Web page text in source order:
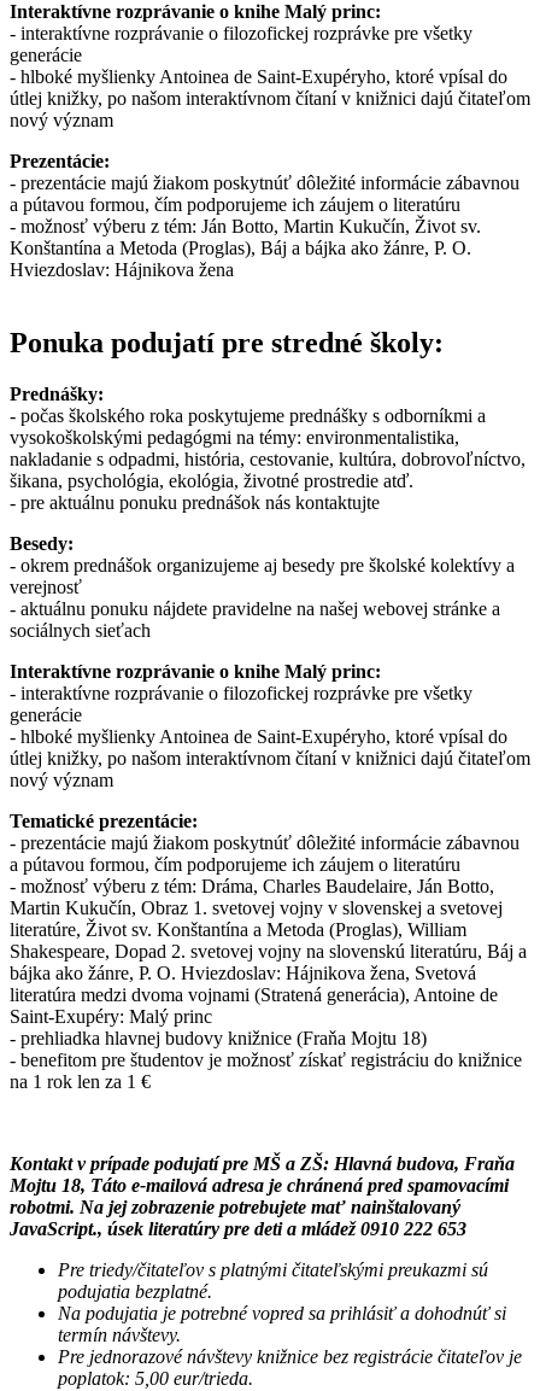
Interaktívne rozprávanie o knihe Malý princ:
- interaktívne rozprávanie o filozofickej rozprávke pre všetky
generácie
- hlboké myšlienky Antoinea de Saint-Exupéryho, ktoré vpísal do
útlej knižky, po našom interaktívnom čítaní v knižnici dajú čitateľom
nový význam
Prezentácie:
- prezentácie majú žiakom poskytnúť dôležité informácie zábavnou
a pútavou formou, čím podporujeme ich záujem o literatúru
- možnosť výberu z tém: Ján Botto, Martin Kukučín, Život sv.
Konštantína a Metoda (Proglas), Báj a bájka ako žánre, P. O.
Hviezdoslav: Hájnikova žena
Ponuka podujatí pre stredné školy:
Prednášky:
- počas školského roka poskytujeme prednášky s odborníkmi a
vysokoškolskými pedagógmi na témy: environmentalistika,
nakladanie s odpadmi, história, cestovanie, kultúra, dobrovoľníctvo,
šikana, psychológia, ekológia, životné prostredie atď.
- pre aktuálnu ponuku prednášok nás kontaktujte
Besedy:
- okrem prednášok organizujeme aj besedy pre školské kolektívy a
verejnosť
- aktuálnu ponuku nájdete pravidelne na našej webovej stránke a
sociálnych sieťach
Interaktívne rozprávanie o knihe Malý princ:
- interaktívne rozprávanie o filozofickej rozprávke pre všetky
generácie
- hlboké myšlienky Antoinea de Saint-Exupéryho, ktoré vpísal do
útlej knižky, po našom interaktívnom čítaní v knižnici dajú čitateľom
nový význam
Tematické prezentácie:
- prezentácie majú žiakom poskytnúť dôležité informácie zábavnou
a pútavou formou, čím podporujeme ich záujem o literatúru
- možnosť výberu z tém: Dráma, Charles Baudelaire, Ján Botto,
Martin Kukučín, Obraz 1. svetovej vojny v slovenskej a svetovej
literatúre, Život sv. Konštantína a Metoda (Proglas), William
Shakespeare, Dopad 2. svetovej vojny na slovenskú literatúru, Báj a
bájka ako žánre, P. O. Hviezdoslav: Hájnikova žena, Svetová
literatúra medzi dvoma vojnami (Stratená generácia), Antoine de
Saint-Exupéry: Malý princ
- prehliadka hlavnej budovy knižnice (Fraňa Mojtu 18)
- benefitom pre študentov je možnosť získať registráciu do knižnice
na 1 rok len za 1 €
Kontakt v prípade podujatí pre MŠ a ZŠ: Hlavná budova, Fraňa
Mojtu 18, Táto e-mailová adresa je chránená pred spamovacími
robotmi. Na jej zobrazenie potrebujete mať nainštalovaný
JavaScript., úsek literatúry pre deti a mládež 0910 222 653
Pre triedy/čitateľov s platnými čitateľskými preukazmi sú
podujatia bezplatné.
Na podujatia je potrebné vopred sa prihlásiť a dohodnúť si
termín návštevy.
Pre jednorazové návštevy knižnice bez registrácie čitateľov je
poplatok: 5,00 eur/trieda.